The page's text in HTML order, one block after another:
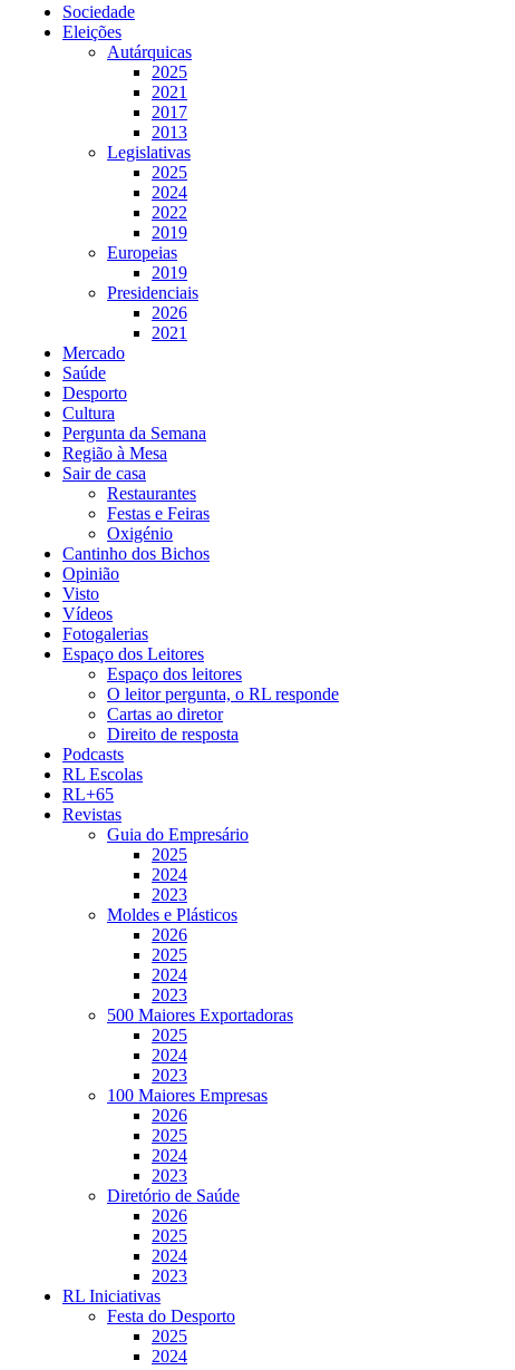
Sociedade
Eleições
Autárquicas
2025
2021
2017
2013
Legislativas
2025
2024
2022
2019
Europeias
2019
Presidenciais
2026
2021
Mercado
Saúde
Desporto
Cultura
Pergunta da Semana
Região à Mesa
Sair de casa
Restaurantes
Festas e Feiras
Oxigénio
Cantinho dos Bichos
Opinião
Visto
Vídeos
Fotogalerias
Espaço dos Leitores
Espaço dos leitores
O leitor pergunta, o RL responde
Cartas ao diretor
Direito de resposta
Podcasts
RL Escolas
RL+65
Revistas
Guia do Empresário
2025
2024
2023
Moldes e Plásticos
2026
2025
2024
2023
500 Maiores Exportadoras
2025
2024
2023
100 Maiores Empresas
2026
2025
2024
2023
Diretório de Saúde
2026
2025
2024
2023
RL Iniciativas
Festa do Desporto
2025
2024